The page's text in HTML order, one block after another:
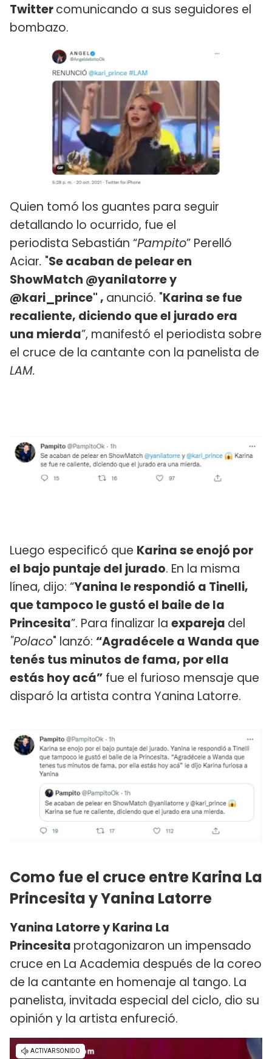
Twittercomunicando a sus seguidores el
bombazo.
Quien tomó los guantes para seguir
detallando lo ocurrido, fue el
periodista Sebastián “Pampito” Perelló
Aciar. "Se acaban de pelear en
ShowMatch @yanilatorre y
@kari_prince" , anunció. "Karina se fue
recaliente, diciendo que el jurado era
una mierda”, manifestó el periodista sobre
el cruce de la cantante con la panelista de
LAM.
Luego especificó que Karina se enojó por
el bajo puntaje del jurado. En la misma
línea, dijo: “Yanina le respondió a Tinelli,
que tampoco le gustó el baile de la
Princesita”. Para finalizar la expareja del
"Polaco" lanzó: “Agradécele a Wanda que
tenés tus minutos de fama, por ella
estás hoy acá” fue el furioso mensaje que
disparó la artista contra Yanina Latorre.
Como fue el cruce entre Karina La
Princesita y Yanina Latorre
Yanina Latorre y Karina La
Princesita protagonizaron un impensado
cruce en La Academia después de la coreo
de la cantante en homenaje al tango. La
panelista, invitada especial del ciclo, dio su
opinión y la artista enfureció.